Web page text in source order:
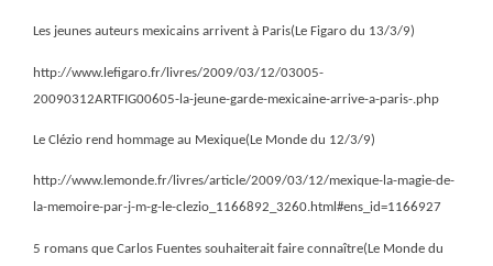
Les jeunes auteurs mexicains arrivent à Paris(Le Figaro du 13/3/9)
http://www.lefigaro.fr/livres/2009/03/12/03005-
20090312ARTFIG00605-la-jeune-garde-mexicaine-arrive-a-paris-.php
Le Clézio rend hommage au Mexique(Le Monde du 12/3/9)
http://www.lemonde.fr/livres/article/2009/03/12/mexique-la-magie-de-
la-memoire-par-j-m-g-le-clezio_1166892_3260.html#ens_id=1166927
5 romans que Carlos Fuentes souhaiterait faire connaître(Le Monde du